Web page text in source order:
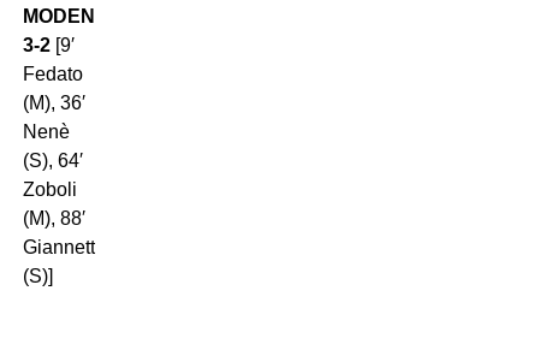
MODENA
3-2[9′
Fedato
(M), 36′
Nenè
(S), 64′
Zoboli
(M), 88′
Giannetti
(S)]